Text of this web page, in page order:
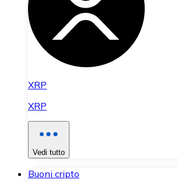
XRP
XRP
Vedi tutto
Buoni cripto